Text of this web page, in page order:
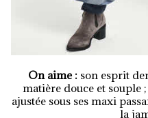
On aime :son esprit
matière douce et souple
ajustée sous ses maxi
la